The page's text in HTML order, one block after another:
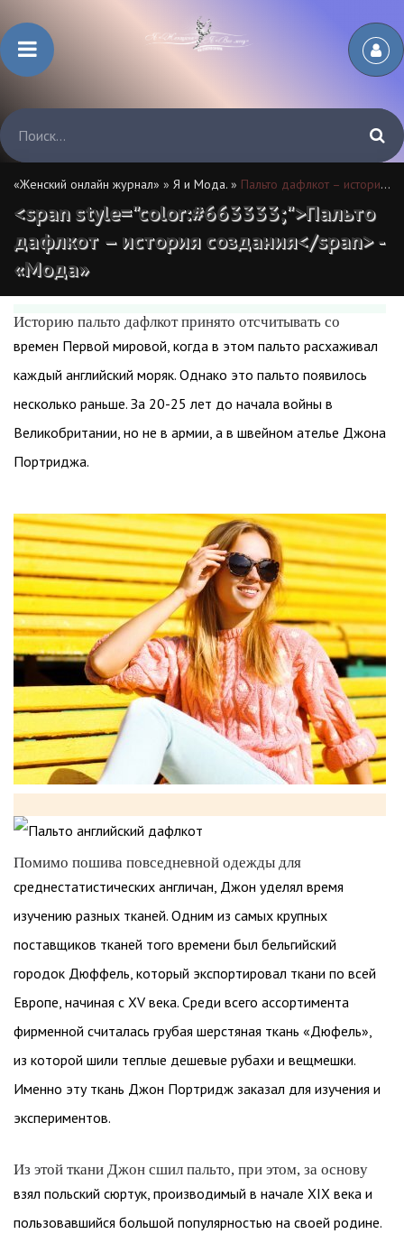
«Женский онлайн журнал» » Я и Мода. » Пальто дафлкот – история создания
<span style="color:#663333;">Пальто
дафлкот – история создания</span> -
«Мода»
Историю пальто дафлкот принято отсчитывать со
времен Первой мировой, когда в этом пальто расхаживал
каждый английский моряк. Однако это пальто появилось
несколько раньше. За 20-25 лет до начала войны в
Великобритании, но не в армии, а в швейном ателье Джона
Портриджа.
Помимо пошива повседневной одежды для
среднестатистических англичан, Джон уделял время
изучению разных тканей. Одним из самых крупных
поставщиков тканей того времени был бельгийский
городок Дюффель, который экспортировал ткани по всей
Европе, начиная с XV века. Среди всего ассортимента
фирменной считалась грубая шерстяная ткань «Дюфель»,
из которой шили теплые дешевые рубахи и вещмешки.
Именно эту ткань Джон Портридж заказал для изучения и
экспериментов.
Из этой ткани Джон сшил пальто, при этом, за основу
взял польский сюртук, производимый в начале XIX века и
пользовавшийся большой популярностью на своей родине.